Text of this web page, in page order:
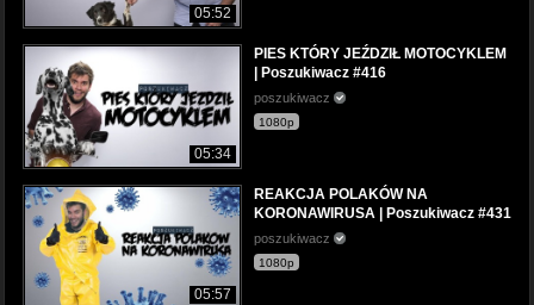
05:52
05:34
PIES KTÓRY JEŹDZIŁ MOTOCYKLEM
| Poszukiwacz #416
poszukiwacz
1080p
05:57
REAKCJA POLAKÓW NA
KORONAWIRUSA | Poszukiwacz #431
poszukiwacz
1080p